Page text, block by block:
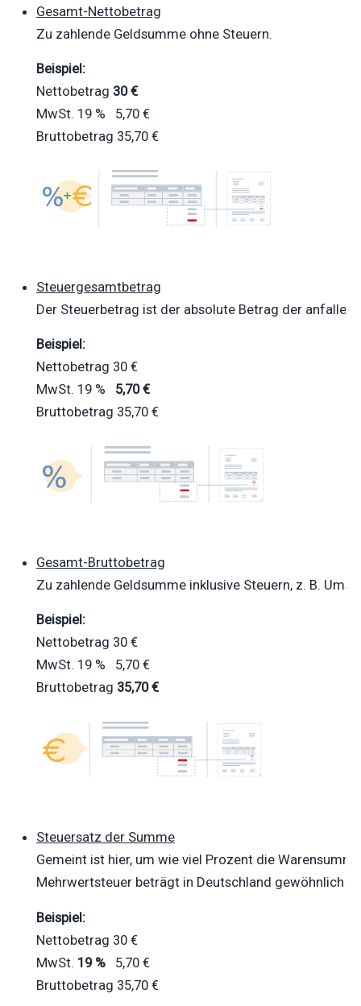
Gesamt-Nettobetrag
Zu zahlende Geldsumme ohne Steuern.
Beispiel:
Nettobetrag 30 €
MwSt. 19 % 5,70 €
Bruttobetrag 35,70 €
Steuergesamtbetrag
Der Steuerbetrag ist der absolute Betrag der
Beispiel:
Nettobetrag 30 €
MwSt. 19 % 5,70 €
Bruttobetrag 35,70 €
Gesamt-Bruttobetrag
Zu zahlende Geldsumme inklusive Steuern, z. B.
Beispiel:
Nettobetrag 30 €
MwSt. 19 % 5,70 €
Bruttobetrag 35,70 €
Steuersatz der Summe
Gemeint ist hier, um wie viel Prozent die
Mehrwertsteuer beträgt in Deutschland gewöhnlich
Beispiel:
Nettobetrag 30 €
MwSt. 19 %
5,70 €
Bruttobetrag 35,70 €